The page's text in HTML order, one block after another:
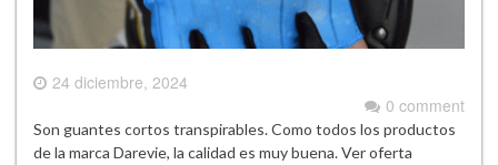
24 diciembre, 2024
0 comment
Son guantes cortos transpirables. Como todos los productos
de la marca Darevie, la calidad es muy buena. Ver oferta